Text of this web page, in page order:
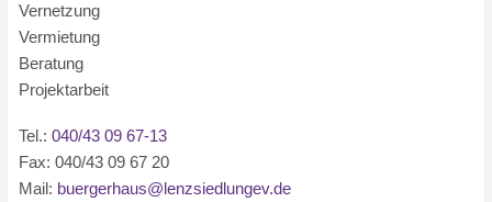
Vernetzung
Vermietung
Beratung
Projektarbeit
Tel.:040/43 09 67-13
Fax: 040/43 09 67 20
Mail: buergerhaus@lenzsiedlungev.de